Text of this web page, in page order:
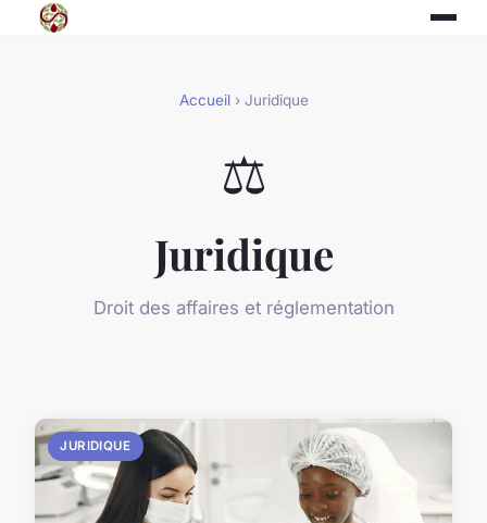
Accueil› Juridique
⚖️
Juridique
Droit des affaires et réglementation
JURIDIQUE